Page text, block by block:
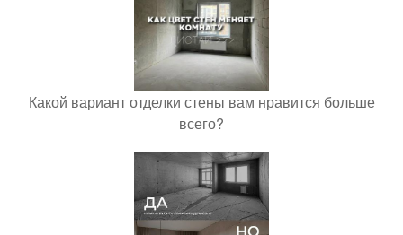
Какой вариант отделки стены вам нравится больше
всего?